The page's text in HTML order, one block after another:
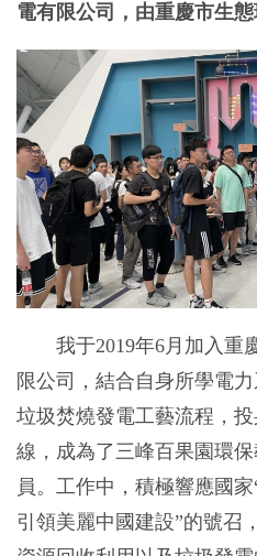
電有限公司，由重慶市生態
我于2019年6月加入重
限公司，結合自身所學電
垃圾焚燒發電工藝流程，
線，成為了三峰百果園環
員。工作中，積極響應國
引領美麗中國建設”的號召